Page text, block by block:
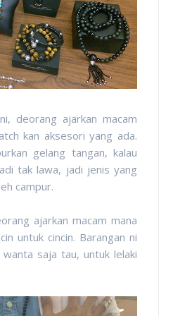
deorang ajarkan macam
kan aksesori yang ada.
gelang tangan, kalau
tak lawa, jadi jenis yang
campur.
ajarkan macam mana
untuk cincin. Barangan ni
saja tau, untuk lelaki